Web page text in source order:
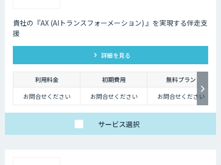
貴社の『AX (AIトランスフォーメーション) 』を実現する伴走支
援
詳細を見る
利用料金 初期費用
無料プラン
お問合せください
お問合せください お問合せください
サービス選択